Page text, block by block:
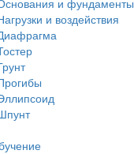
и воздействия